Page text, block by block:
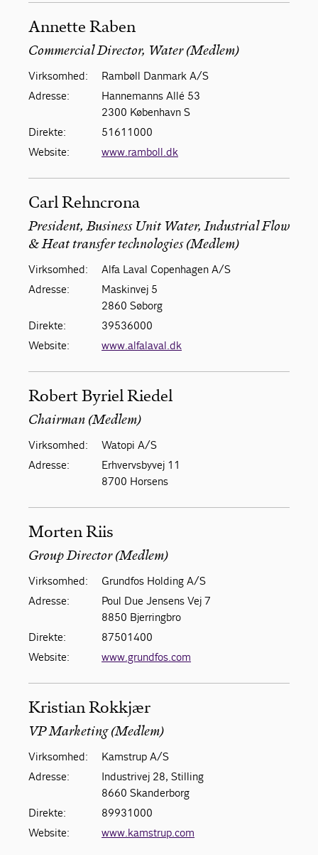
Annette Raben
Commercial Director, Water (Medlem)
Virksomhed:
Rambøll Danmark A/S
Adresse:
Hannemanns Allé 53
2300 København S
Direkte:
51611000
Website:
www.ramboll.dk
Carl Rehncrona
President, Business Unit Water, Industrial Flow
& Heat transfer technologies (Medlem)
Virksomhed:
Alfa Laval Copenhagen A/S
Adresse:
Maskinvej 5
2860 Søborg
Direkte:
39536000
Website:
www.alfalaval.dk
Robert Byriel Riedel
Chairman (Medlem)
Virksomhed:
Watopi A/S
Adresse:
Erhvervsbyvej 11
8700 Horsens
Morten Riis
Group Director (Medlem)
Virksomhed:
Grundfos Holding A/S
Adresse:
Poul Due Jensens Vej 7
8850 Bjerringbro
Direkte:
87501400
Website:
www.grundfos.com
Kristian Rokkjær
VP Marketing (Medlem)
Virksomhed:
Kamstrup A/S
Adresse:
Industrivej 28, Stilling
8660 Skanderborg
Direkte:
89931000
Website:
www.kamstrup.com